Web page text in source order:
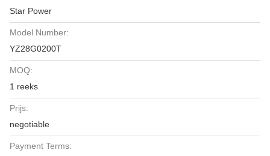
Star Power
Model Number:
YZ28G0200T
MOQ:
1 reeks
Prijs:
negotiable
Payment Terms: